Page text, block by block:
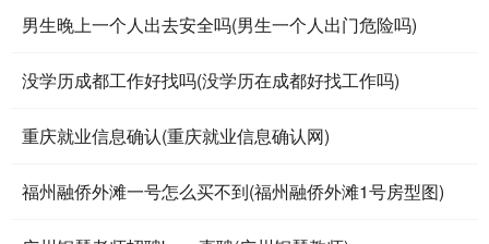
男生晚上一个人出去安全吗(男生一个人出门危险吗)
没学历成都工作好找吗(没学历在成都好找工作吗)
重庆就业信息确认(重庆就业信息确认网)
福州融侨外滩一号怎么买不到(福州融侨外滩1号房型图)